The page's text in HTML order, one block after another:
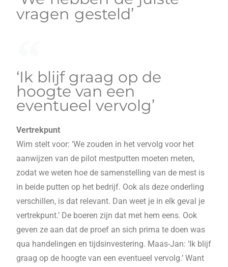
vragen gesteld’
‘Ik blijf graag op de
hoogte van een
eventueel vervolg’
Vertrekpunt
Wim stelt voor: ‘We zouden in het vervolg voor het
aanwijzen van de pilot mestputten moeten meten,
zodat we weten hoe de samenstelling van de mest is
in beide putten op het bedrijf. Ook als deze onderling
verschillen, is dat relevant. Dan weet je in elk geval je
vertrekpunt.’ De boeren zijn dat met hem eens. Ook
geven ze aan dat de proef an sich prima te doen was
qua handelingen en tijdsinvestering. Maas-Jan: ‘Ik blijf
graag op de hoogte van een eventueel vervolg.’ Want